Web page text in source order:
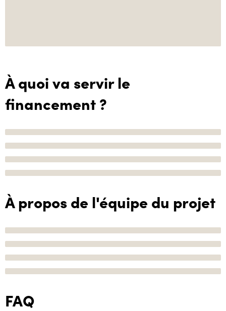
À quoi va servir le
financement ?
À propos de l'équipe du projet
FAQ